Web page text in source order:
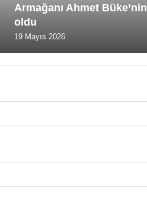
Armağanı Ahmet Büke’nin
oldu
19 Mayıs 2026